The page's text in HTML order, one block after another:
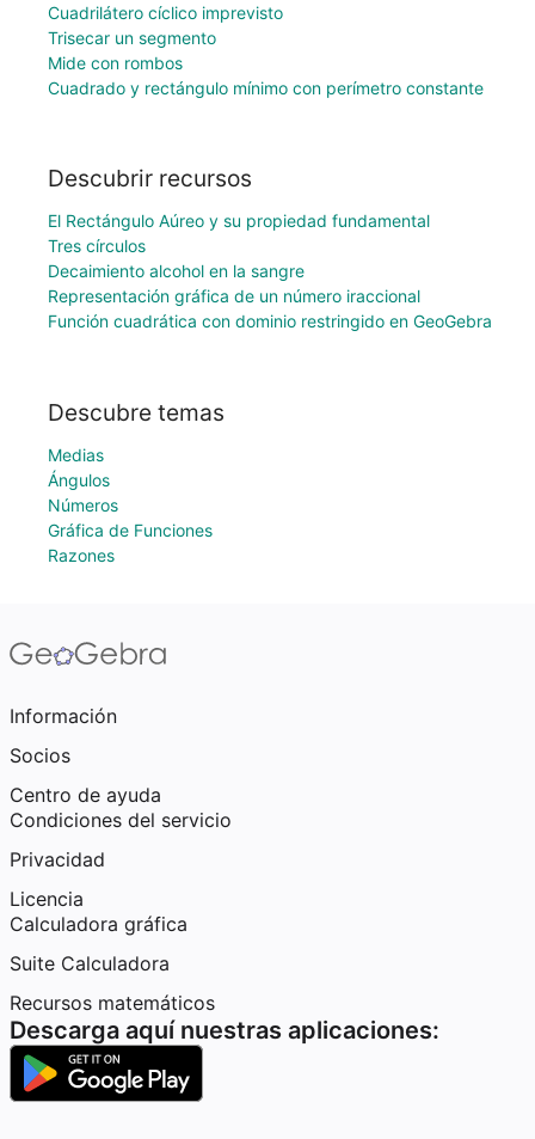
Cuadrilátero cíclico imprevisto
Trisecar un segmento
Mide con rombos
Cuadrado y rectángulo mínimo con perímetro constante
Descubrir recursos
El Rectángulo Aúreo y su propiedad fundamental
Tres círculos
Decaimiento alcohol en la sangre
Representación gráfica de un número iraccional
Función cuadrática con dominio restringido en GeoGebra
Descubre temas
Medias
Ángulos
Números
Gráfica de Funciones
Razones
Información
Socios
Centro de ayuda
Condiciones del servicio
Privacidad
Licencia
Calculadora gráfica
Suite Calculadora
Recursos matemáticos
Descarga aquí nuestras aplicaciones: